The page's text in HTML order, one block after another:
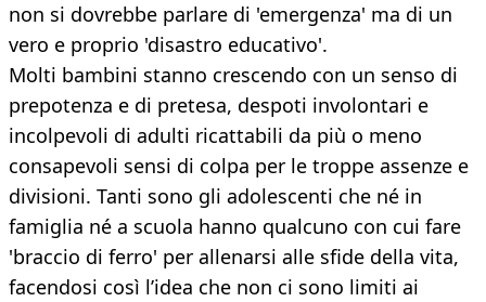
non si dovrebbe parlare di 'emergenza' ma di un
vero e proprio 'disastro educativo'.
Molti bambini stanno crescendo con un senso di
prepotenza e di pretesa, despoti involontari e
incolpevoli di adulti ricattabili da più o meno
consapevoli sensi di colpa per le troppe assenze e
divisioni. Tanti sono gli adolescenti che né in
famiglia né a scuola hanno qualcuno con cui fare
'braccio di ferro' per allenarsi alle sfide della vita,
facendosi così l’idea che non ci sono limiti ai